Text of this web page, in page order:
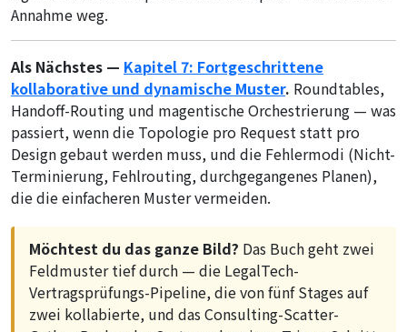
Annahme weg.
Als Nächstes — Kapitel 7: Fortgeschrittene
kollaborative und dynamische Muster. Roundtables,
Handoff-Routing und magentische Orchestrierung — was
passiert, wenn die Topologie pro Request statt pro
Design gebaut werden muss, und die Fehlermodi (Nicht-
Terminierung, Fehlrouting, durchgegangenes Planen),
die die einfacheren Muster vermeiden.
Möchtest du das ganze Bild? Das Buch geht zwei
Feldmuster tief durch — die LegalTech-
Vertragsprüfungs-Pipeline, die von fünf Stages auf
zwei kollabierte, und das Consulting-Scatter-